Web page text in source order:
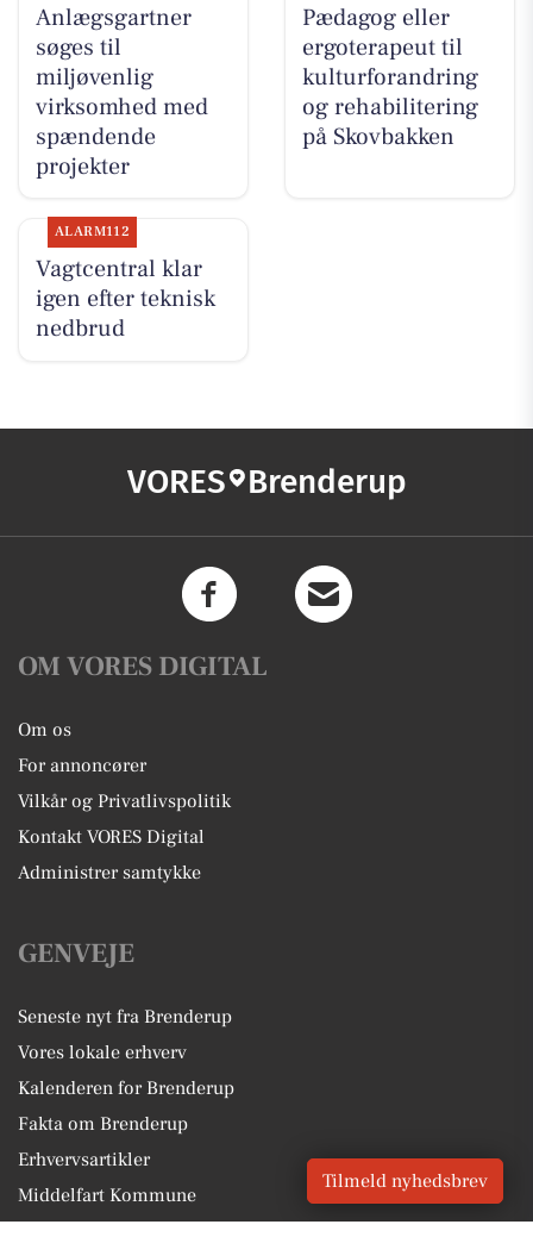
Anlægsgartner
søges til
miljøvenlig
virksomhed med
spændende
projekter
Pædagog eller
ergoterapeut til
kulturforandring
og rehabilitering
på Skovbakken
ALARM112
Vagtcentral klar
igen efter teknisk
nedbrud
VORES Brenderup
OM VORES DIGITAL
Om os
For annoncører
Vilkår og Privatlivspolitik
Kontakt VORES Digital
Administrer samtykke
GENVEJE
Seneste nyt fra Brenderup
Vores lokale erhverv
Kalenderen for Brenderup
Fakta om Brenderup
Erhvervsartikler
Middelfart Kommune
Tilmeld nyhedsbrev